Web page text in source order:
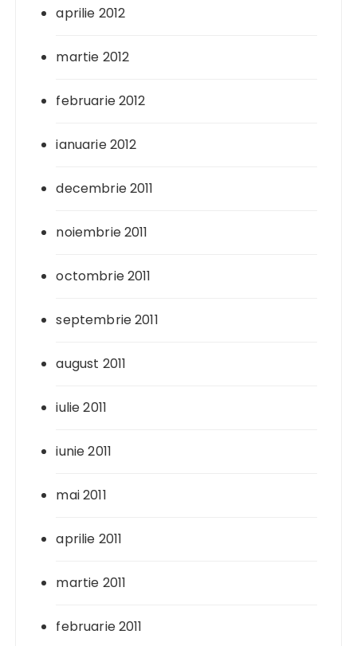
aprilie 2012
martie 2012
februarie 2012
ianuarie 2012
decembrie 2011
noiembrie 2011
octombrie 2011
septembrie 2011
august 2011
iulie 2011
iunie 2011
mai 2011
aprilie 2011
martie 2011
februarie 2011